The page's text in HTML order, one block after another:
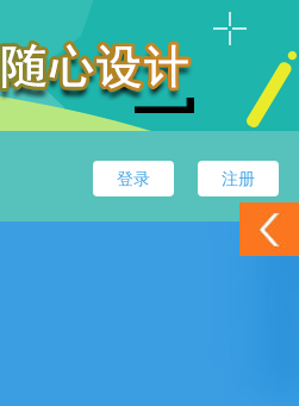
登录 注册